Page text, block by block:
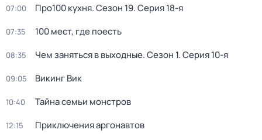
07:00 Про100 кухня. Сезон 19. Серия 18-я
07:35 100 мест, где поесть
08:35 Чем заняться в выходные. Сезон 1. Серия 10-я
09:05 Викинг Вик
10:40 Тайна семьи монстров
12:15 Приключения аргонавтов